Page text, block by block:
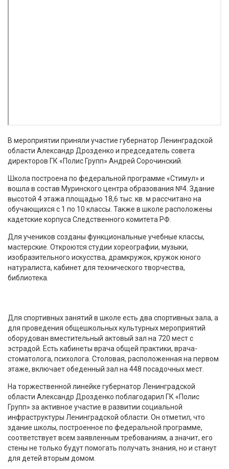
В мероприятии приняли участие губернатор Ленинградской
области Александр Дрозденко и председатель совета
директоров ГК «Полис Групп» Андрей Сорочинский.
Школа построена по федеральной программе «Стимул» и
вошла в состав Муринского центра образования №4. Здание
высотой 4 этажа площадью 18,6 тыс. кв. м рассчитано на
обучающихся с 1 по 10 классы. Также в школе расположены
кадетские корпуса Следственного комитета РФ.
Для учеников созданы функциональные учебные классы,
мастерские. Откроются студии хореографии, музыки,
изобразительного искусства, драмкружок, кружок юного
натуралиста, кабинет для технического творчества,
библиотека.
Для спортивных занятий в школе есть два спортивных зала, а
для проведения общешкольных культурных мероприятий
оборудован вместительный актовый зал на 720 мест с
эстрадой. Есть кабинеты врача общей практики, врача-
стоматолога, психолога. Столовая, расположенная на первом
этаже, включает обеденный зал на 448 посадочных мест.
На торжественной линейке губернатор Ленинградской
области Александр Дрозденко поблагодарил ГК «Полис
Групп» за активное участие в развитии социальной
инфраструктуры Ленинградской области. Он отметил, что
здание школы, построенное по федеральной программе,
соответствует всем заявленным требованиям, а значит, его
стены не только будут помогать получать знания, но и станут
для детей вторым домом.